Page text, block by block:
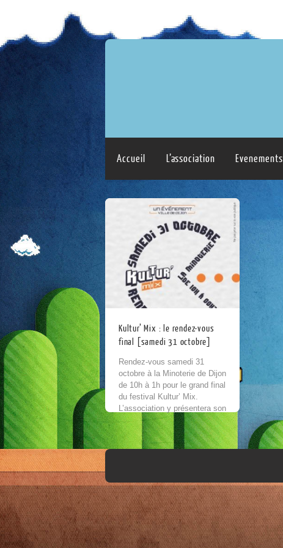
Accueil L’association Evenements
Kultur’ Mix : le rendez-vous
final [samedi 31 octobre]
Rendez-vous samedi 31
octobre à la Minoterie de Dijon
de 10h à 1h pour le grand final
du festival Kultur’ Mix.
L’association y présentera son
atelier « Know Your Games »
[une...